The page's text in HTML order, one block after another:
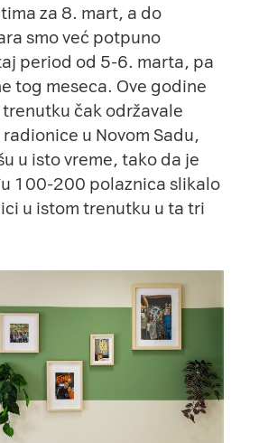
za 8. mart, a do
smo već potpuno
period od 5-6. marta, pa
tog meseca. Ove godine
čak održavale
u Novom Sadu,
u isto vreme, tako da je
100-200 polaznica slikalo
u istom trenutku u ta tri